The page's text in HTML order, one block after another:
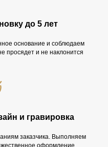
до 5 лет
основание и соблюдаем
просядет и не наклонится
и гравировка
заказчика. Выполняем
оформление
и установке